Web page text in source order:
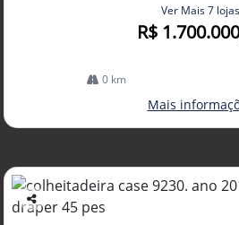
Ver Mais 7 lojas
R$
0 km
Mais
Co